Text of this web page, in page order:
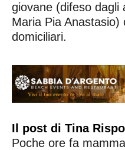
giovane (difeso dagli
Maria Pia Anastasio)
domiciliari.
Il post di Tina
Poche ore fa